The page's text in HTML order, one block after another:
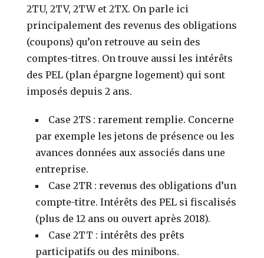
2TU, 2TV, 2TW et 2TX. On parle ici
principalement des revenus des obligations
(coupons) qu’on retrouve au sein des
comptes-titres. On trouve aussi les intérêts
des PEL (plan épargne logement) qui sont
imposés depuis 2 ans.
Case 2TS : rarement remplie. Concerne
par exemple les jetons de présence ou les
avances données aux associés dans une
entreprise.
Case 2TR : revenus des obligations d’un
compte-titre. Intérêts des PEL si fiscalisés
(plus de 12 ans ou ouvert après 2018).
Case 2TT : intérêts des prêts
participatifs ou des minibons.